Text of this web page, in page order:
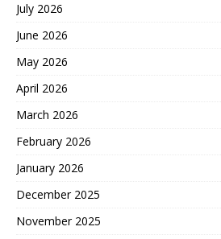
July 2026
June 2026
May 2026
April 2026
March 2026
February 2026
January 2026
December 2025
November 2025